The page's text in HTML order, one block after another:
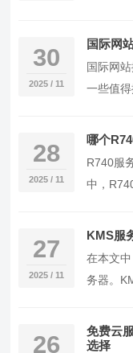
多种功
30
2025 / 11
国际网
国际网
一些值
28
2025 / 11
哪个
R740服
中，
27
2025 / 11
KMS服
在本文
务器。
26
免费云
选择